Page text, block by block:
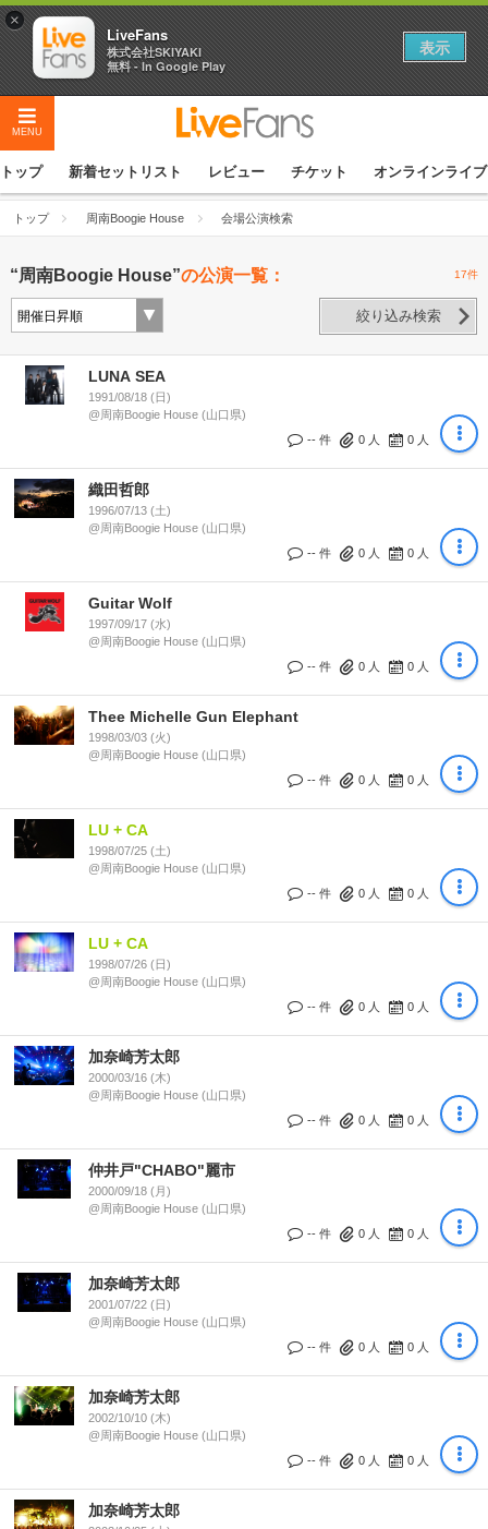
MENU
トップ 新着セットリスト レビュー チケット オンラインライブ
トップ 周南Boogie House 会場公演検索
“周南Boogie House”の公演一覧： 17件
絞り込み検索
LUNA SEA
1991/08/18 (日)
@周南Boogie House (山口県)
-- 件
0 人 0 人
織田哲郎
1996/07/13 (土)
@周南Boogie House (山口県)
-- 件
0 人 0 人
Guitar Wolf
1997/09/17 (水)
@周南Boogie House (山口県)
-- 件
0 人 0 人
Thee Michelle Gun Elephant
1998/03/03 (火)
@周南Boogie House (山口県)
-- 件
0 人 0 人
LU + CA
1998/07/25 (土)
@周南Boogie House (山口県)
-- 件
0 人 0 人
LU + CA
1998/07/26 (日)
@周南Boogie House (山口県)
-- 件
0 人 0 人
加奈崎芳太郎
2000/03/16 (木)
@周南Boogie House (山口県)
-- 件
0 人 0 人
仲井戸"CHABO"麗市
2000/09/18 (月)
@周南Boogie House (山口県)
-- 件
0 人 0 人
加奈崎芳太郎
2001/07/22 (日)
@周南Boogie House (山口県)
-- 件
0 人 0 人
加奈崎芳太郎
2002/10/10 (木)
@周南Boogie House (山口県)
-- 件
0 人 0 人
加奈崎芳太郎
×
LiveFans
株式会社SKIYAKI
無料 - In Google Play
表示